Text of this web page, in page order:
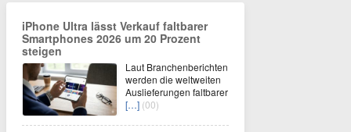
iPhone Ultra lässt Verkauf faltbarer
Smartphones 2026 um 20 Prozent
steigen
Laut Branchenberichten
werden die weltweiten
Auslieferungen faltbarer
[…] (00)